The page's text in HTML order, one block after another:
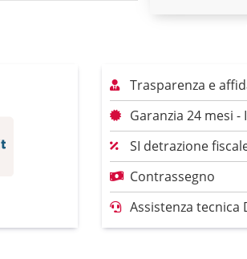
Trasparenza e
Garanzia 24 mesi -
SI detrazione
Contrassegno
Assistenza tecnica